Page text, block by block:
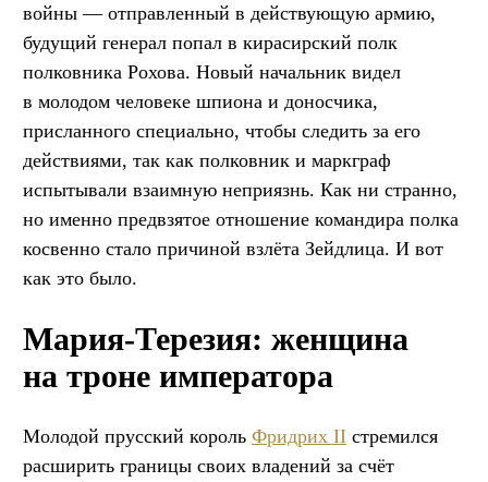
войны — отправленный в действующую армию,
будущий генерал попал в кирасирский полк
полковника Рохова. Новый начальник видел
в молодом человеке шпиона и доносчика,
присланного специально, чтобы следить за его
действиями, так как полковник и маркграф
испытывали взаимную неприязнь. Как ни странно,
но именно предвзятое отношение командира полка
косвенно стало причиной взлёта Зейдлица. И вот
как это было.
Мария-Терезия: женщина
на троне императора
Молодой прусский король Фридрих II стремился
расширить границы своих владений за счёт